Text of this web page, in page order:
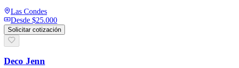
Las Condes
Desde $25.000
Solicitar cotización
Deco Jenn